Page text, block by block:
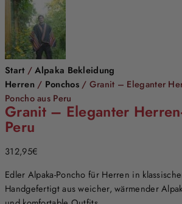
Start /Alpaka Bekleidung
Herren / Ponchos/ Granit – Eleganter
Poncho aus Peru
Granit – Eleganter
Peru
312,95€
Edler Alpaka-Poncho für Herren in
Handgefertigt aus weicher, wärmender